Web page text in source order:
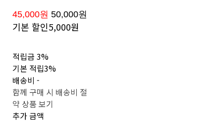
45,000원50,000원
기본 할인5,000원
적립금 3%
기본 적립3%
배송비-
함께 구매 시 배송비 절
약 상품 보기
추가 금액